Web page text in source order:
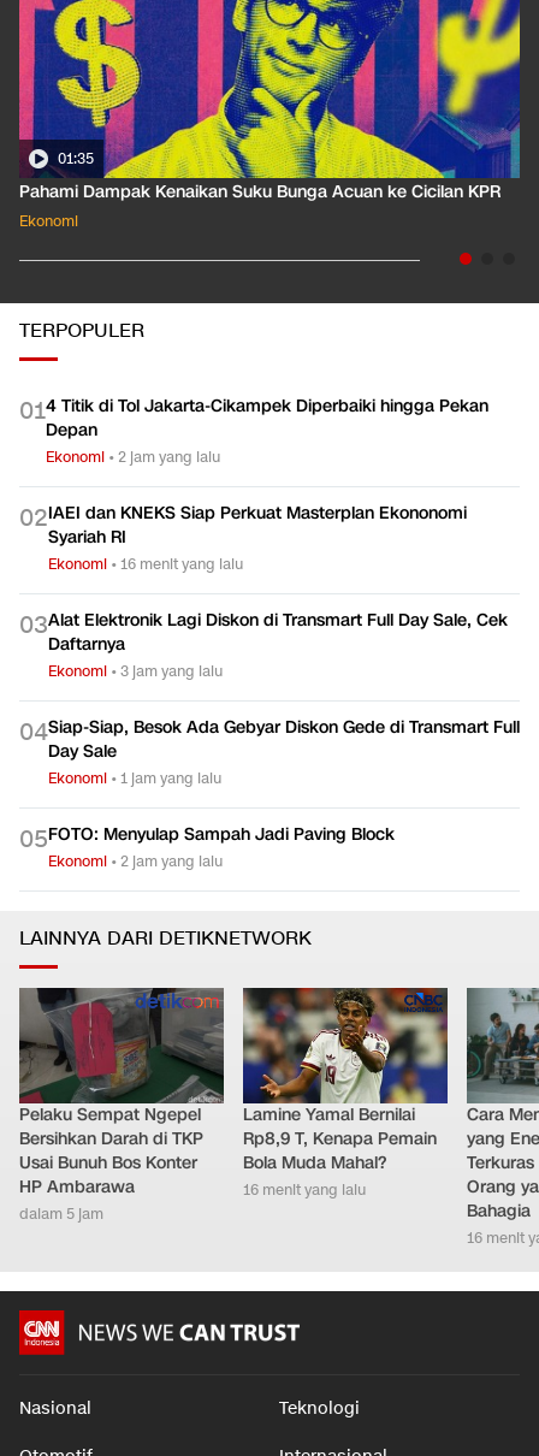
01:35
Pahami Dampak Kenaikan Suku Bunga Acuan ke Cicilan KPR
Ekonomi
TERPOPULER
014 Titik di Tol Jakarta-Cikampek Diperbaiki hingga Pekan
Depan
Ekonomi •2 jam yang lalu
02IAEI dan KNEKS Siap Perkuat Masterplan Ekononomi
Syariah RI
Ekonomi •16 menit yang lalu
03Alat Elektronik Lagi Diskon di Transmart Full Day Sale, Cek
Daftarnya
Ekonomi •3 jam yang lalu
04Siap-Siap, Besok Ada Gebyar Diskon Gede di Transmart Full
Day Sale
Ekonomi •1 jam yang lalu
05FOTO: Menyulap Sampah Jadi Paving Block
Ekonomi •2 jam yang lalu
LAINNYA DARI DETIKNETWORK
Pelaku Sempat Ngepel
Bersihkan Darah di TKP
Usai Bunuh Bos Konter
HP Ambarawa
dalam 5 jam
Lamine Yamal Bernilai
Rp8,9 T, Kenapa Pemain
Bola Muda Mahal?
16 menit yang lalu
Cara
yang
Orang
Bahagia
16 menit
Nasional Teknologi